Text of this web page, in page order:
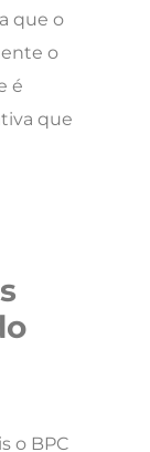
que o
o
é
que
o BPC